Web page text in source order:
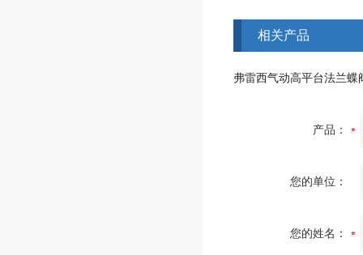
相关产品
弗雷西气动高平台法兰蝶
产品：
您的单位：
您的姓名：